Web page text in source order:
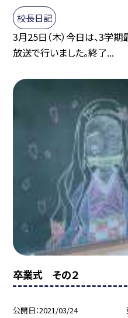
校長日記
3月25日（木）今日は、3学
放送で行いました。終了...
卒業式 その２
公開日 2021/03/24